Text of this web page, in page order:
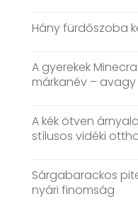
Hány fürdőszoba
A gyerekek
márkanév – avagy
A kék ötven
stílusos vidéki
Sárgabarackos
nyári finomság